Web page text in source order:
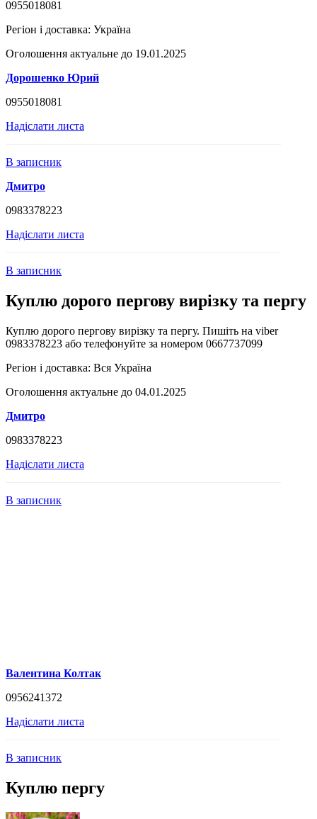
0955018081
Регіон і доставка: Україна
Оголошення актуальне до 19.01.2025
Дорошенко Юрий
0955018081
Надіслати листа
В записник
Дмитро
0983378223
Надіслати листа
В записник
Куплю дорого пергову вирізку та пергу
Куплю дорого пергову вирізку та пергу. Пишіть на viber
0983378223 або телефонуйте за номером 0667737099
Регіон і доставка: Вся Україна
Оголошення актуальне до 04.01.2025
Дмитро
0983378223
Надіслати листа
В записник
Валентина Колтак
0956241372
Надіслати листа
В записник
Куплю пергу